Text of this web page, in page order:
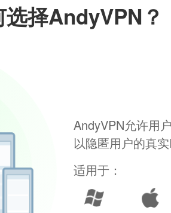
选择AndyVPN？
AndyVPN允许用
以隐匿用户的真
适用于：